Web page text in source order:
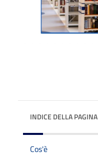
INDICE DELLA PAGINA
Cos'è